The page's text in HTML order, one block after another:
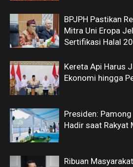
BPJPH Pastikan
Mitra Uni Eropa
Sertifikasi Halal
Kereta Api Harus
Ekonomi hingga
Presiden:
Hadir saat Rakyat
Ribuan